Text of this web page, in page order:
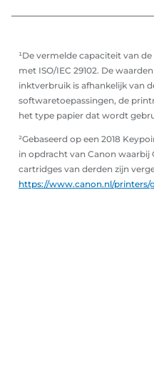
¹De vermelde capaciteit van
met ISO/IEC 29102. De
inktverbruik is afhankelijk van
softwaretoepassingen, de
het type papier dat wordt
²Gebaseerd op een 2018
in opdracht van Canon
cartridges van derden zijn
https://www.canon.nl/printers/